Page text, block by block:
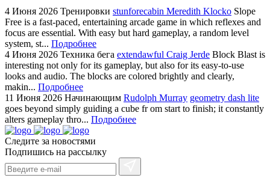
4 Июня 2026 Тренировки stunforecabin Meredith Klocko Slope
Free is a fast-paced, entertaining arcade game in which reflexes and
focus are essential. With easy but hard gameplay, a random level
system, st... Подробнее
4 Июня 2026 Техника бега extendawful Craig Jerde Block Blast is
interesting not only for its gameplay, but also for its easy-to-use
looks and audio. The blocks are colored brightly and clearly,
makin... Подробнее
11 Июня 2026 Начинающим Rudolph Murray geometry dash lite
goes beyond simply guiding a cube fr om start to finish; it constantly
alters gameplay thro... Подробнее
Следите за новостями
Подпишись на рассылку